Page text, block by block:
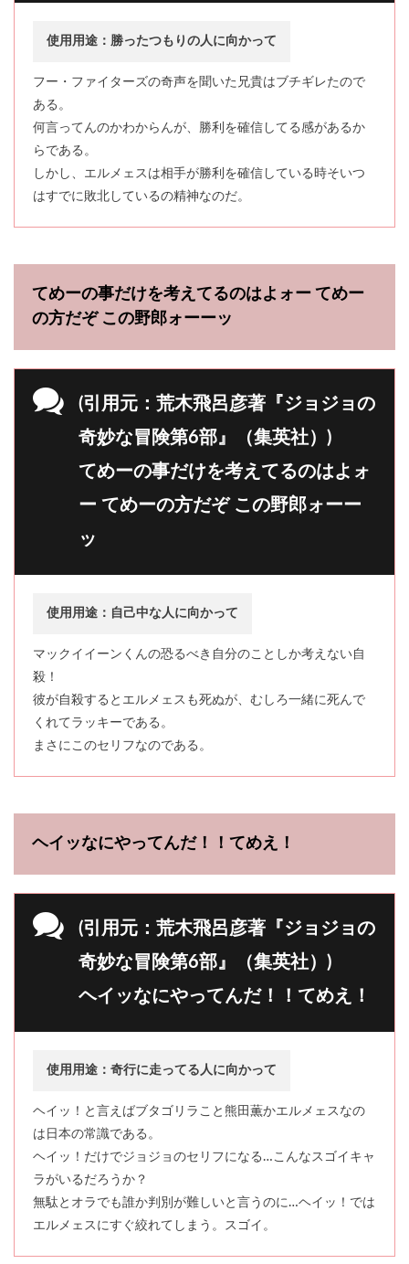
使用用途：勝ったつもりの人に向かって
フー・ファイターズの奇声を聞いた兄貴はブチギレたので
ある。
何言ってんのかわからんが、勝利を確信してる感があるか
らである。
しかし、エルメェスは相手が勝利を確信している時そいつ
はすでに敗北しているの精神なのだ。
てめーの事だけを考えてるのはよォー てめー
の方だぞ この野郎ォーーッ
(引用元：荒木飛呂彦著『ジョジョの
奇妙な冒険第6部』（集英社）)
てめーの事だけを考えてるのはよォ
ー てめーの方だぞ この野郎ォーー
ッ
使用用途：自己中な人に向かって
マックイイーンくんの恐るべき自分のことしか考えない自
殺！
彼が自殺するとエルメェスも死ぬが、むしろ一緒に死んで
くれてラッキーである。
まさにこのセリフなのである。
ヘイッなにやってんだ！！てめえ！
(引用元：荒木飛呂彦著『ジョジョの
奇妙な冒険第6部』（集英社）)
ヘイッなにやってんだ！！てめえ！
使用用途：奇行に走ってる人に向かって
ヘイッ！と言えばブタゴリラこと熊田薫かエルメェスなの
は日本の常識である。
ヘイッ！だけでジョジョのセリフになる…こんなスゴイキャ
ラがいるだろうか？
無駄とオラでも誰か判別が難しいと言うのに…ヘイッ！では
エルメェスにすぐ絞れてしまう。スゴイ。